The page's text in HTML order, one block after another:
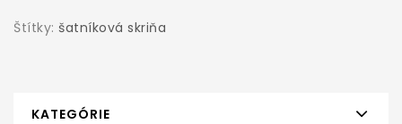
Štítky: šatníková skriňa
KATEGÓRIE